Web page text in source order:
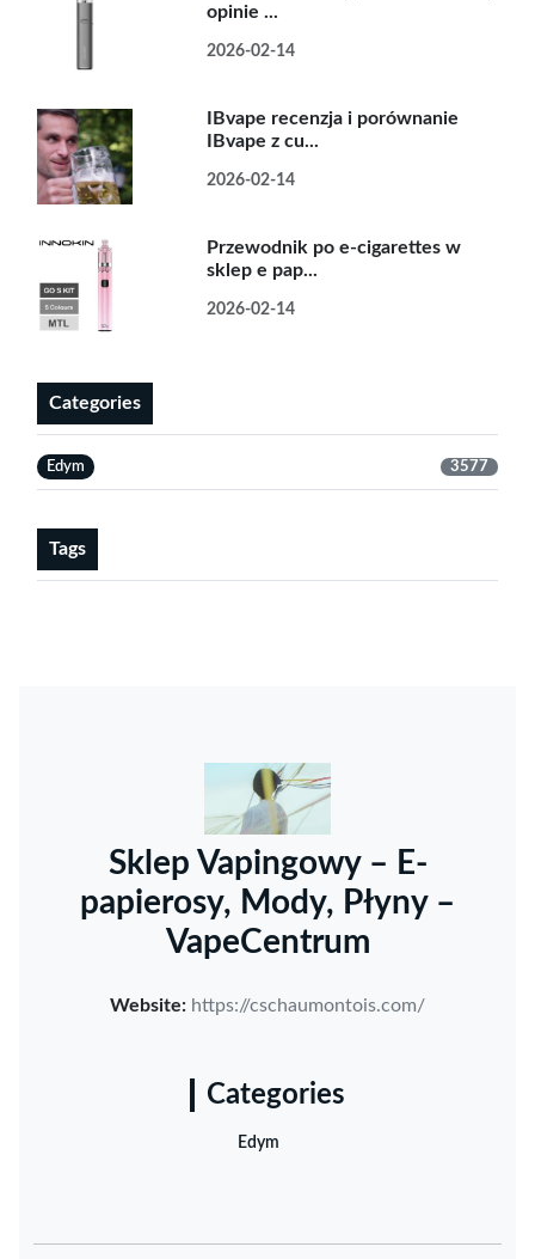
opinie ...
2026-02-14
IBvape recenzja i porównanie
IBvape z cu...
2026-02-14
Przewodnik po e-cigarettes w
sklep e pap...
2026-02-14
Categories
Edym 3577
Tags
Sklep Vapingowy – E-
papierosy, Mody, Płyny –
VapeCentrum
Website: https://cschaumontois.com/
Categories
Edym